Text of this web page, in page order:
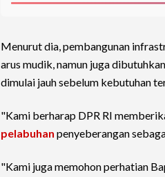
Menurut dia, pembangunan
arus mudik, namun juga
dimulai jauh sebelum kebutuhan
"Kami berharap DPR RI
pelabuhan penyeberangan
"Kami juga memohon perhatian